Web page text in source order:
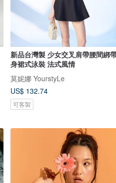
新品台灣製 少女交叉肩帶腰間綁
身裙式泳裝 法式風情
莫妮娜 YourstyLe
US$ 132.74
可客製